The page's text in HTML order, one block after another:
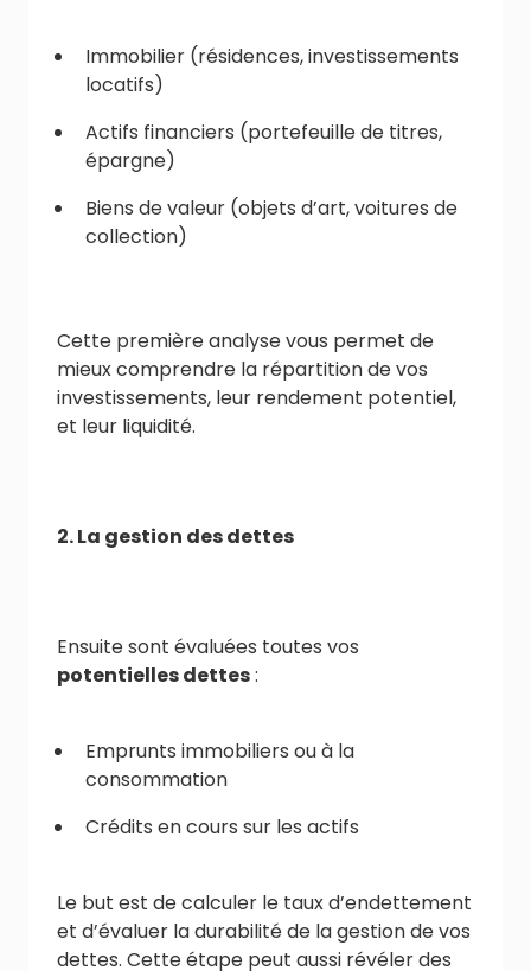
Immobilier (résidences, investissements
locatifs)
Actifs financiers (portefeuille de titres,
épargne)
Biens de valeur (objets d’art, voitures de
collection)
Cette première analyse vous permet de
mieux comprendre la répartition de vos
investissements, leur rendement potentiel,
et leur liquidité.
2. La gestion des dettes
Ensuite sont évaluées toutes vos
potentielles dettes:
Emprunts immobiliers ou à la
consommation
Crédits en cours sur les actifs
Le but est de calculer le taux d’endettement
et d’évaluer la durabilité de la gestion de vos
dettes. Cette étape peut aussi révéler des